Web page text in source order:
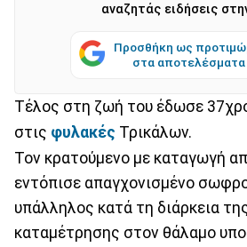
αναζητάς ειδήσεις
Προσθήκη ως
στα αποτελέσματα
Τέλος στη ζωή του έδωσε
στις φυλακές Τρικάλων.
Τον κρατούμενο με καταγωγή
εντόπισε απαγχονισμένο
υπάλληλος κατά τη διάρκεια
καταμέτρησης στον θάλαμο